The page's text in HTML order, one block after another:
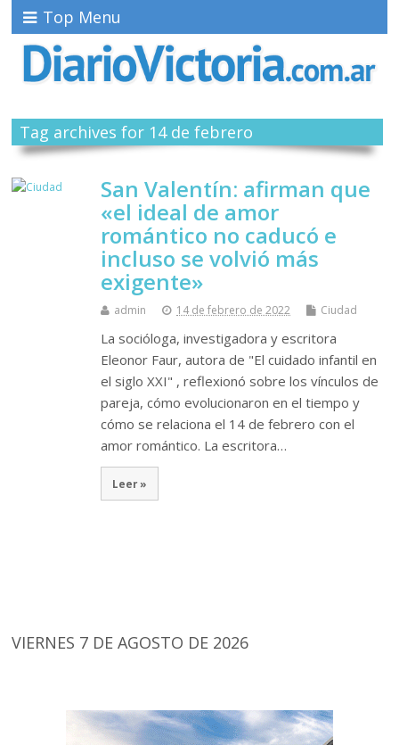
Top Menu
Tag archives for 14 de febrero
San Valentín: afirman que
«el ideal de amor
romántico no caducó e
incluso se volvió más
exigente»
admin 14 de febrero de 2022 Ciudad
La socióloga, investigadora y escritora
Eleonor Faur, autora de "El cuidado infantil en
el siglo XXI" , reflexionó sobre los vínculos de
pareja, cómo evolucionaron en el tiempo y
cómo se relaciona el 14 de febrero con el
amor romántico. La escritora…
Leer »
VIERNES 7 DE AGOSTO DE 2026